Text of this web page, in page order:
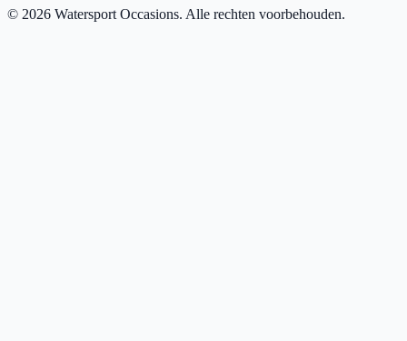
© 2026 Watersport Occasions. Alle rechten voorbehouden.